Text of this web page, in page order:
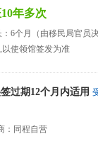
年多次
6个月（由移民局官员
使领馆签发为准
过期12个月内适用
：同程自营